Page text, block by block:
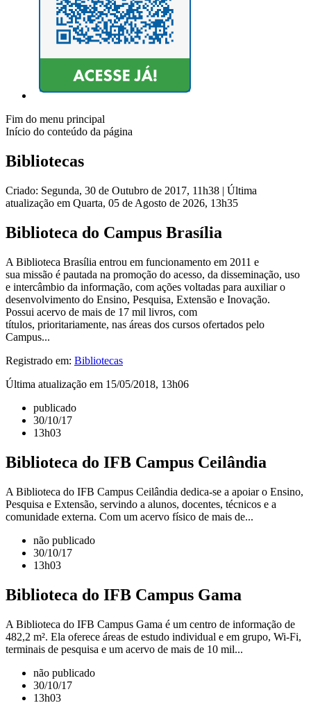
Fim do menu principal
Início do conteúdo da página
Bibliotecas
Criado: Segunda, 30 de Outubro de 2017, 11h38 | Última
atualização em Quarta, 05 de Agosto de 2026, 13h35
Biblioteca do Campus Brasília
A Biblioteca Brasília entrou em funcionamento em 2011 e
sua missão é pautada na promoção do acesso, da disseminação, uso
e intercâmbio da informação, com ações voltadas para auxiliar o
desenvolvimento do Ensino, Pesquisa, Extensão e Inovação.
Possui acervo de mais de 17 mil livros, com
títulos, prioritariamente, nas áreas dos cursos ofertados pelo
Campus...
Registrado em: Bibliotecas
Última atualização em 15/05/2018, 13h06
publicado
30/10/17
13h03
Biblioteca do IFB Campus Ceilândia
A Biblioteca do IFB Campus Ceilândia dedica-se a apoiar o Ensino,
Pesquisa e Extensão, servindo a alunos, docentes, técnicos e a
comunidade externa. Com um acervo físico de mais de...
não publicado
30/10/17
13h03
Biblioteca do IFB Campus Gama
A Biblioteca do IFB Campus Gama é um centro de informação de
482,2 m². Ela oferece áreas de estudo individual e em grupo, Wi-Fi,
terminais de pesquisa e um acervo de mais de 10 mil...
não publicado
30/10/17
13h03